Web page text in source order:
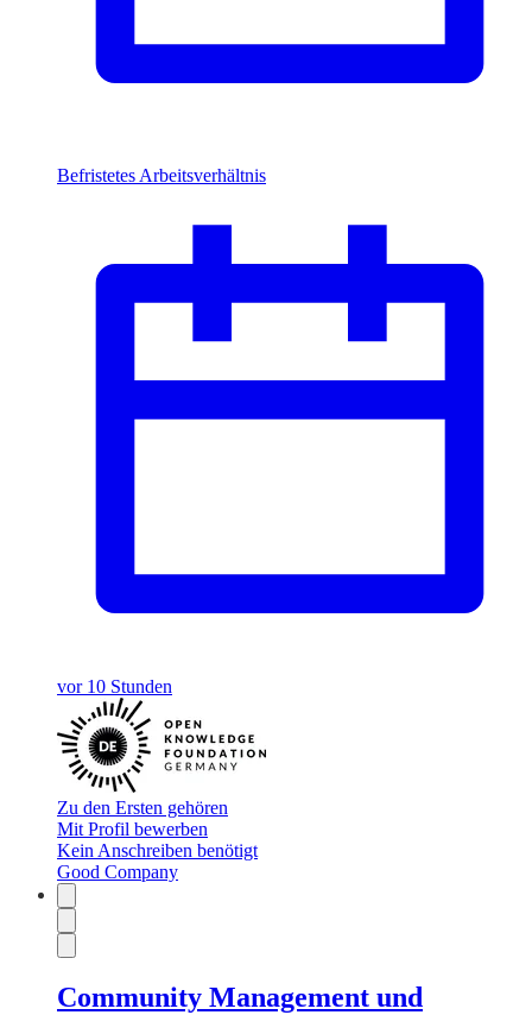
Befristetes Arbeitsverhältnis
vor 10 Stunden
Zu den Ersten gehören
Mit Profil bewerben
Kein Anschreiben benötigt
Good Company
Community Management und